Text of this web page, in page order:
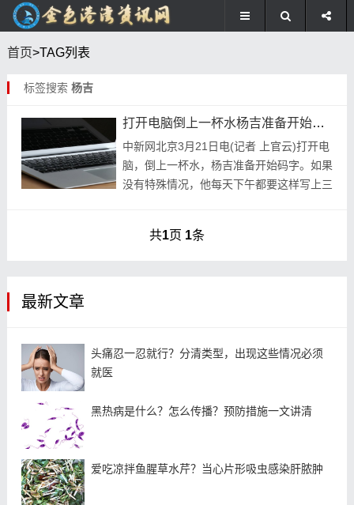
首页>TAG列表
标签搜索 杨吉
打开电脑倒上一杯水杨吉准备开始码字
中新网北京3月21日电(记者 上官云)打开电
脑，倒上一杯水，杨吉准备开始码字。如果
没有特殊情况，他每天下午都要这样写上三
共1页 1条
最新文章
头痛忍一忍就行？分清类型，出现这些情况必须
就医
黑热病是什么？怎么传播？预防措施一文讲清
爱吃凉拌鱼腥草水芹？当心片形吸虫感染肝脓肿